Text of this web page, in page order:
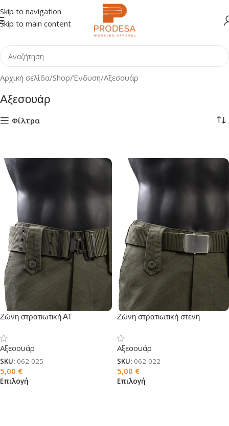
Skip to navigation
Skip to main content
Αρχική σελίδα Shop Ένδυση Αξεσουάρ
Αξεσουάρ
Φίλτρα
Ζώνη στρατιωτική ΑΤ
Αξεσουάρ
SKU: 062-025
5,00 €
Επιλογή
Ζώνη στρατιωτική στενή
Αξεσουάρ
SKU: 062-022
5,00 €
Επιλογή